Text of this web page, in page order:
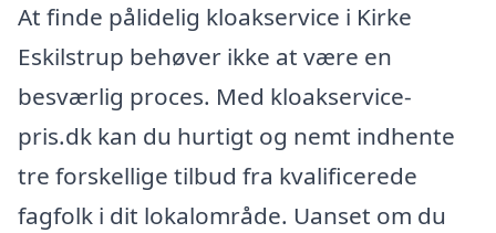
At finde pålidelig kloakservice i Kirke
Eskilstrup behøver ikke at være en
besværlig proces. Med kloakservice-
pris.dk kan du hurtigt og nemt indhente
tre forskellige tilbud fra kvalificerede
fagfolk i dit lokalområde. Uanset om du